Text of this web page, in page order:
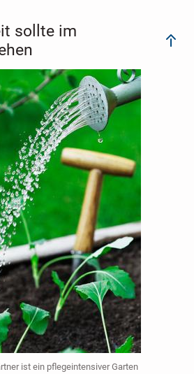
sollte im
ist ein pflegeintensiver Garten